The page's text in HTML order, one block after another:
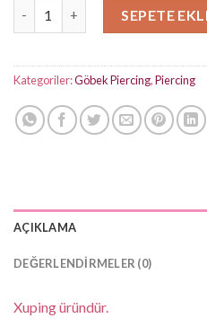
SEPETE
Kategoriler:Göbek Piercing,Piercing
AÇIKLAMA
DEĞERLENDIRMELER (0)
Xuping üründür.